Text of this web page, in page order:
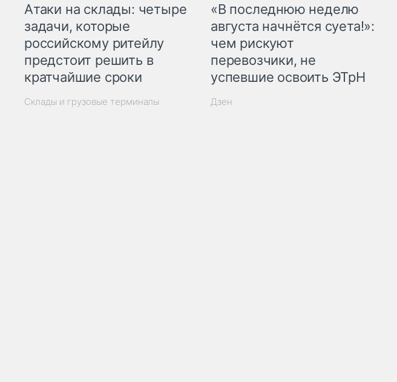
Атаки на склады: четыре
задачи, которые
российскому ритейлу
предстоит решить в
кратчайшие сроки
Склады и грузовые терминалы
«В последнюю неделю
августа начнётся суета!»:
чем рискуют
перевозчики, не
успевшие освоить ЭТрН
Дзен